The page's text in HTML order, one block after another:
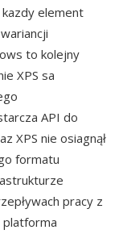
element
to kolejny
XPS sa
API do
XPS nie osiagnął
formatu
pracy z
platforma